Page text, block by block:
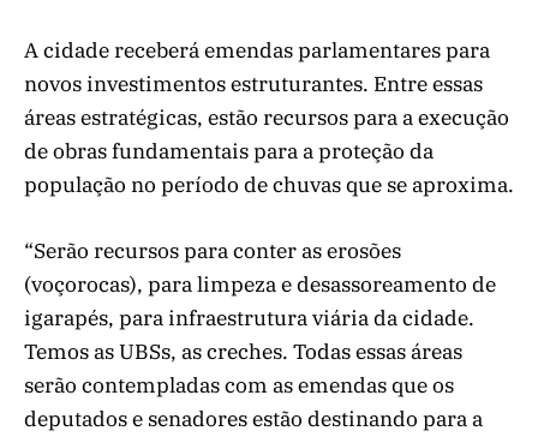
A cidade receberá emendas parlamentares para
novos investimentos estruturantes. Entre essas
áreas estratégicas, estão recursos para a execução
de obras fundamentais para a proteção da
população no período de chuvas que se aproxima.
“Serão recursos para conter as erosões
(voçorocas), para limpeza e desassoreamento de
igarapés, para infraestrutura viária da cidade.
Temos as UBSs, as creches. Todas essas áreas
serão contempladas com as emendas que os
deputados e senadores estão destinando para a